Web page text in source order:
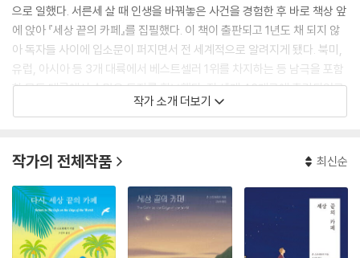
으로 일했다. 서른세 살 때 인생을 바꿔놓은 사건을 경험한 후 바로 책상 앞
에 앉아 『세상 끝의 카페』를 집필했다. 이 책이 출판되고 1년도 채 되지 않
아 독자들 사이에 입소문이 퍼지면서 전 세계적으로 알려지게 됐다. 북미,
유럽, 아시아 등 3개 대륙에서 베스트셀러 1위를 차지하는 등 남극을 포함
한 모든 대륙에서 수많은 독자를 확보했다. 전 세계 43개국에 출간되었고,
7년 연속 유럽에서 올해의 베스트셀러를 수상했다. 글과 강연, 텔레비전과
장 영감을 주는 사상가 100인으로 선정되었다. 이런 뜻밖의 경험을 통해
저자는 더욱 겸허한 마음으로 많은 사람에게 도움을 주는 길을 걸어가려
노력하고 있다. 지금도 그는 글을 쓰거나 강연을 하지 않을 땐 전 세계를 여
행하는 모험가의 삶을 살고 있다.
작가 소개 더보기
작가의 전체작품 최신순